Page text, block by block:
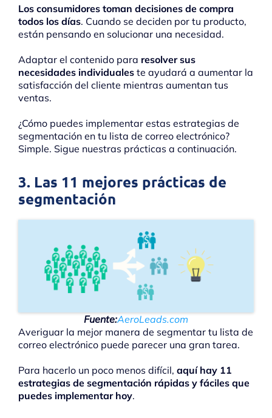
Los consumidores toman decisiones de compra
todos los días. Cuando se deciden por tu producto,
están pensando en solucionar una necesidad.
Adaptar el contenido para resolver sus
necesidades individuales te ayudará a aumentar la
satisfacción del cliente mientras aumentan tus
ventas.
¿Cómo puedes implementar estas estrategias de
segmentación en tu lista de correo electrónico?
Simple. Sigue nuestras prácticas a continuación.
3. Las 11 mejores prácticas de
segmentación
Fuente:AeroLeads.com
Averiguar la mejor manera de segmentar tu lista de
correo electrónico puede parecer una gran tarea.
Para hacerlo un poco menos difícil, aquí hay 11
estrategias de segmentación rápidas y fáciles que
puedes implementar hoy.